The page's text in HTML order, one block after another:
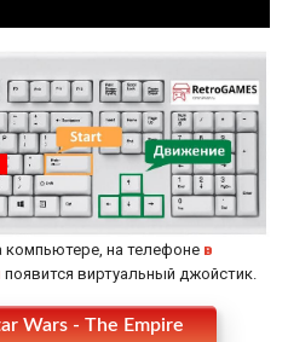
компьютере, на телефоне в
появится виртуальный джойстик.
Wars - The Empire